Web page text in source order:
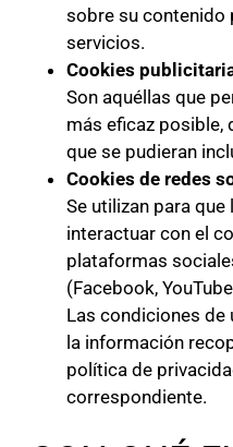
sobre su contenido
servicios.
Cookies
Son aquéllas que
más eficaz
que se pudieran
Cookies de redes
Se utilizan para
interactuar con el
plataformas
(Facebook,
Las condiciones
la información
política de
correspondiente.